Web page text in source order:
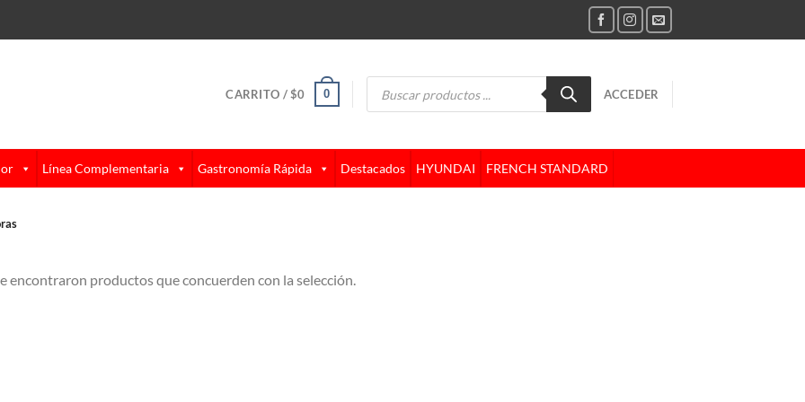
CARRITO /$0 0
Búsqueda
ACCEDER
Línea Complementaria Gastronomía Rápida Destacados HYUNDAI FRENCH STANDARD
encontraron productos que concuerden con la selección.